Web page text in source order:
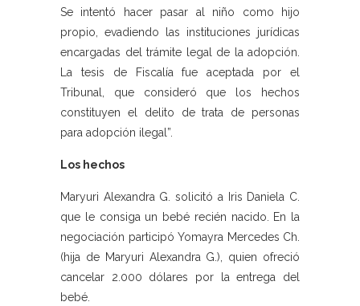
Se intentó hacer pasar al niño como hijo
propio, evadiendo las instituciones jurídicas
encargadas del trámite legal de la adopción.
La tesis de Fiscalía fue aceptada por el
Tribunal, que consideró que los hechos
constituyen el delito de trata de personas
para adopción ilegal”.
Los hechos
Maryuri Alexandra G. solicitó a Iris Daniela C.
que le consiga un bebé recién nacido. En la
negociación participó Yomayra Mercedes Ch.
(hija de Maryuri Alexandra G.), quien ofreció
cancelar 2.000 dólares por la entrega del
bebé.